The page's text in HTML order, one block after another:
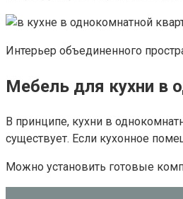
Интерьер объединенного
Мебель для кухни в
В принципе, кухни в
существует. Если кухонное
Можно установить готовые